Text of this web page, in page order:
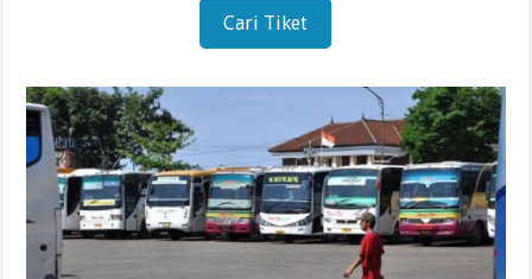
Cari Tiket